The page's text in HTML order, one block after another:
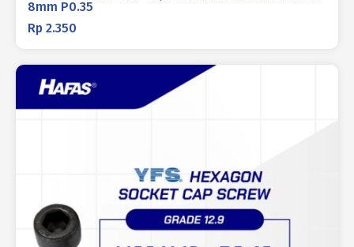
8mm P0.35
Rp 2.350